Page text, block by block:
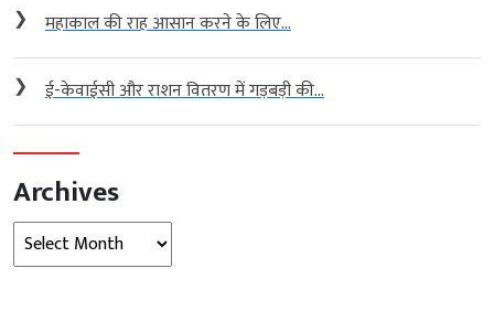
❯ महाकाल की राह आसान करने के लिए...
❯ ई-केवाईसी और राशन वितरण में गड़बड़ी की...
Archives
Archives